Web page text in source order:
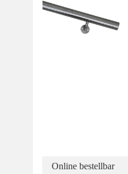
Online bestellbar